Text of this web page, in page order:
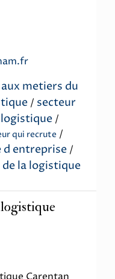
metiers du
/ secteur
/
qui recrute /
entreprise /
la logistique
Carentan